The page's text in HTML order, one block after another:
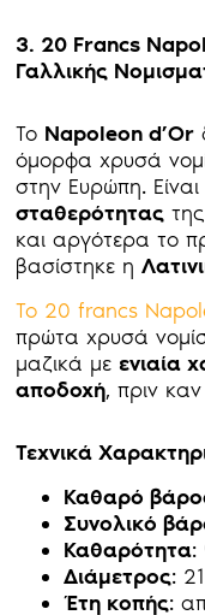
3. 20 Francs
Γαλλικής
Το Napoleon d’Or
όμορφα χρυσά
στην Ευρώπη.
σταθερότητας
και αργότερα το
βασίστηκε η
Το 20 francs
πρώτα χρυσά
μαζικά μεενιαία
αποδοχή, πριν
Τεχνικά
Καθαρό
Συνολικό
Καθαρότητα:
Διάμετρος:
Έτη κοπής: